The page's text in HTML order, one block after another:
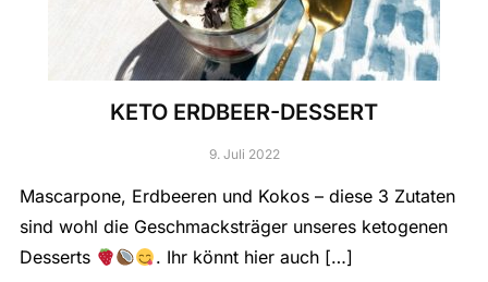
KETO ERDBEER-DESSERT
9. Juli 2022
Mascarpone, Erdbeeren und Kokos – diese 3 Zutaten
sind wohl die Geschmacksträger unseres ketogenen
Desserts
. Ihr könnt hier auch […]